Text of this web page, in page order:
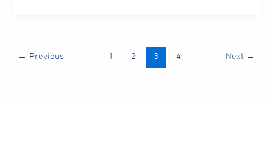
← Previous 1 2 3 4 Next →